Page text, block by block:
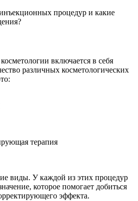
процедур и какие
включается в себя
различных косметологических
терапия
виды. У каждой из этих процедур
которое помогает добиться
эффекта.